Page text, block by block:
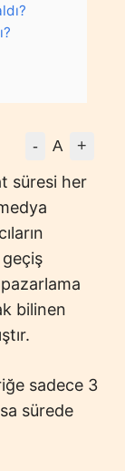
- A +
süresi her
bilinen
sadece 3
sürede